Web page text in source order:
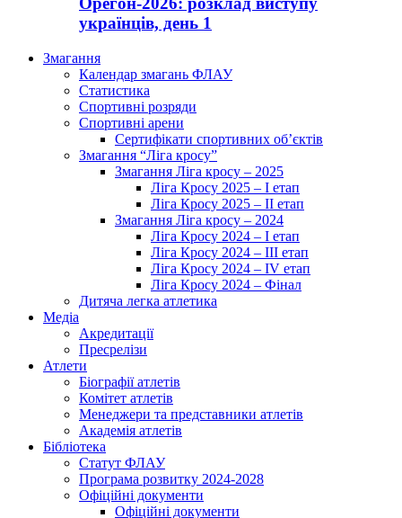
українців, день 1
Змагання
Календар змагань ФЛАУ
Статистика
Спортивні розряди
Спортивні арени
Сертифікати спортивних об’єктів
Змагання “Ліга кросу”
Змагання Ліга кросу – 2025
Ліга Кросу 2025 – I етап
Ліга Кросу 2025 – II етап
Змагання Ліга кросу – 2024
Ліга Кросу 2024 – I етап
Ліга Кросу 2024 – III етап
Ліга Кросу 2024 – IV етап
Ліга Кросу 2024 – Фінал
Дитяча легка атлетика
Медіа
Акредитації
Пресрелізи
Атлети
Біографії атлетів
Комітет атлетів
Менеджери та представники атлетів
Академія атлетів
Бібліотека
Статут ФЛАУ
Програма розвитку 2024-2028
Офіційні документи
Офіційні документи